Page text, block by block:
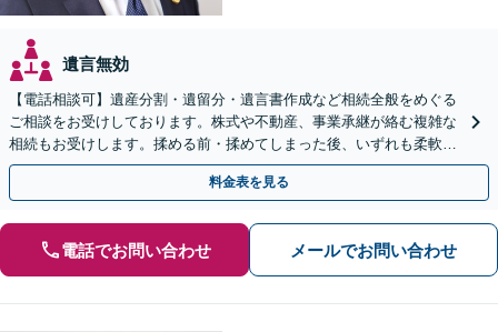
遺言無効
【電話相談可】遺産分割・遺留分・遺言書作成など相続全般をめぐる
ご相談をお受けしております。株式や不動産、事業承継が絡む複雑な
相続もお受けします。揉める前・揉めてしまった後、いずれも柔軟に
対応いたします。どうぞお電話ください。
料金表を見る
電話でお問い合わせ メールでお問い合わせ